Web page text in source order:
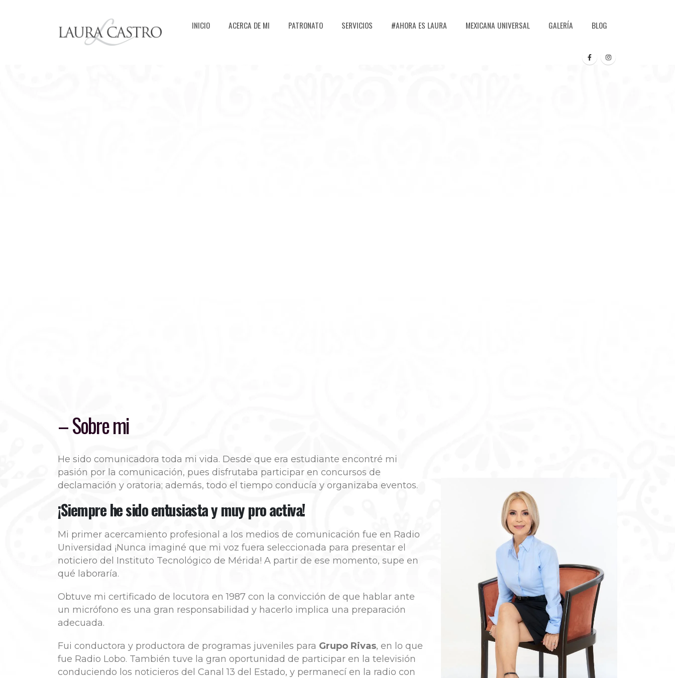
INICIO ACERCA DE MI PATRONATO SERVICIOS #AHORA ES LAURA MEXICANA UNIVERSAL GALERÍA BLOG
– Sobre mi
He sido comunicadora toda mi vida. Desde que era estudiante encontré mi
pasión por la comunicación, pues disfrutaba participar en concursos de
declamación y oratoria; además, todo el tiempo conducía y organizaba eventos.
¡Siempre he sido entusiasta y muy pro activa!
Mi primer acercamiento profesional a los medios de comunicación fue en Radio
Universidad ¡Nunca imaginé que mi voz fuera seleccionada para presentar el
noticiero del Instituto Tecnológico de Mérida! A partir de ese momento, supe en
qué laboraría.
Obtuve mi certificado de locutora en 1987 con la convicción de que hablar ante
un micrófono es una gran responsabilidad y hacerlo implica una preparación
adecuada.
Fui conductora y productora de programas juveniles para Grupo Rivas, en lo que
fue Radio Lobo. También tuve la gran oportunidad de participar en la televisión
conduciendo los noticieros del Canal 13 del Estado, y permanecí en la radio con